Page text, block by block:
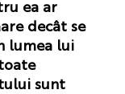
ea ar
decât se
lumea lui
sunt